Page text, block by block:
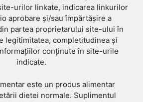
urilor linkate, indicarea linkurilor
aprobare și/sau împărtășire a
partea proprietarului site-ului în
legitimitatea, completitudinea și
conținute în site-urile
indicate.
este un produs alimentar
dietei normale. Suplimentul